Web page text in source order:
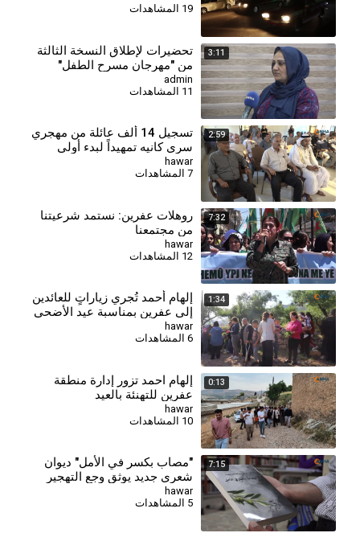
19 المشاهدات
3:11
تحضيرات لإطلاق النسخة الثالثة
من "مهرجان مسرح الطفل"
admin
11 المشاهدات
2:59
تسجيل 14 ألف عائلة من مهجري
سري كانيه تمهيداً لبدء أولى
مراحل العودة
hawar
7:32
⁣روهلات عفرين: نستمد شرعيتنا
من مجتمعنا
hawar
12 المشاهدات
1:34
إلهام أحمد تُجري زياراتٍ للعائدين
إلى عفرين بمناسبة عيد الأضحى
hawar
6 المشاهدات
0:13
إلهام احمد تزور إدارة منطقة
عفرين للتهنئة بالعيد
hawar
10 المشاهدات
7:15
"مصاب بكسر في الأمل" ديوان
شعري جديد يوثق وجع التهجير
وحنين عفرين
hawar
5 المشاهدات